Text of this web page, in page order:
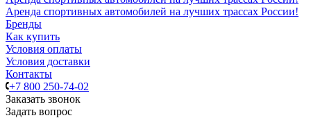
Аренда спортивных автомобилей на лучших трассах России!
Бренды
Как купить
Условия оплаты
Условия доставки
Контакты
+7 800 250-74-02
Заказать звонок
Задать вопрос